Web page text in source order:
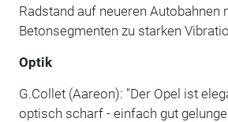
Radstand auf neueren Autobahnen
Betonsegmenten zu starken
Optik
G.Collet (Aareon): "Der Opel ist
optisch scharf - einfach gut